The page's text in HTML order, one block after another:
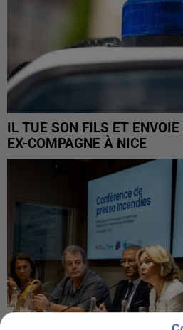
IL TUE SON FILS ET
EX-COMPAGNE À NICE